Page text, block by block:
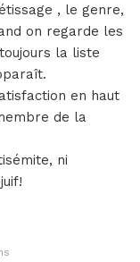
, le genre,
on regarde les
la liste
en haut
de la
ni